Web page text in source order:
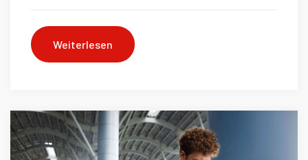
Weiterlesen